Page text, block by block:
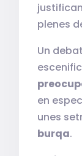
plenes
Un
en
unes
burqa.